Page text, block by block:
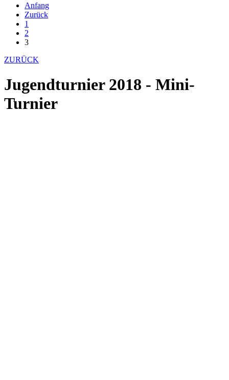
Anfang
Zurück
1
2
3
ZURÜCK
Jugendturnier 2018 - Mini-
Turnier